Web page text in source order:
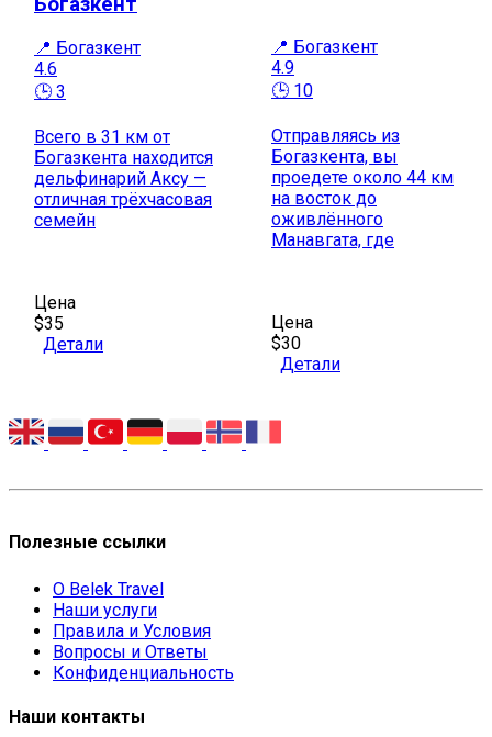
📍 Богазкент
4.6
🕒 3
Всего в 31 км от
Богазкента находится
дельфинарий Аксу —
отличная трёхчасовая
семейн
Цена
$35
Детали
📍 Богазкент
4.9
🕒 10
Отправляясь из
Богазкента, вы
проедете около 44 км
на восток до
оживлённого
Манавгата, где
Цена
$30
Детали
Полезные ссылки
О Belek Travel
Наши услуги
Правила и Условия
Вопросы и Ответы
Конфиденциальность
Наши контакты